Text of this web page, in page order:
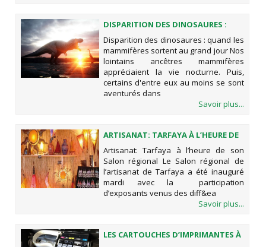
DISPARITION DES DINOSAURES :
QUAND LES MAMMIFÈRES SORTENT
AU GRAND JOUR
Disparition des dinosaures : quand les
mammifères sortent au grand jour Nos
lointains ancêtres mammifères
appréciaient la vie nocturne. Puis,
certains d'entre eux au moins se sont
aventurés dans
Savoir plus...
ARTISANAT: TARFAYA À L’HEURE DE
SON SALON RÉGIONAL
Artisanat: Tarfaya à l’heure de son
Salon régional Le Salon régional de
l’artisanat de Tarfaya a été inauguré
mardi avec la participation
d’exposants venus des diff&ea
Savoir plus...
LES CARTOUCHES D’IMPRIMANTES À